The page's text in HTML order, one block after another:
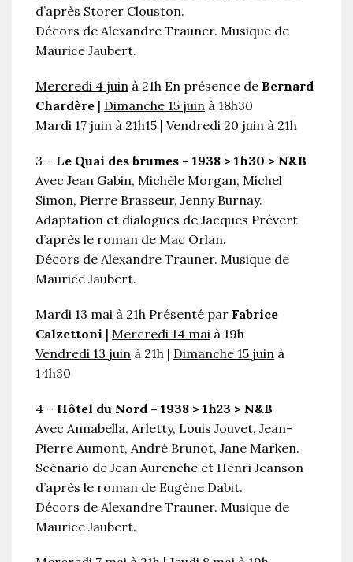
d’après Storer Clouston.
Décors de Alexandre Trauner. Musique de
Maurice Jaubert.
Mercredi 4 juin à 21h En présence de Bernard
Chardère | Dimanche 15 juin à 18h30
Mardi 17 juin à 21h15 | Vendredi 20 juin à 21h
3 – Le Quai des brumes – 1938 > 1h30 > N&B
Avec Jean Gabin, Michèle Morgan, Michel
Simon, Pierre Brasseur, Jenny Burnay.
Adaptation et dialogues de Jacques Prévert
d’après le roman de Mac Orlan.
Décors de Alexandre Trauner. Musique de
Maurice Jaubert.
Mardi 13 mai à 21h Présenté par Fabrice
Calzettoni | Mercredi 14 mai à 19h
Vendredi 13 juin à 21h | Dimanche 15 juin à
14h30
4 – Hôtel du Nord – 1938 > 1h23 > N&B
Avec Annabella, Arletty, Louis Jouvet, Jean-
Pierre Aumont, André Brunot, Jane Marken.
Scénario de Jean Aurenche et Henri Jeanson
d’après le roman de Eugène Dabit.
Décors de Alexandre Trauner. Musique de
Maurice Jaubert.